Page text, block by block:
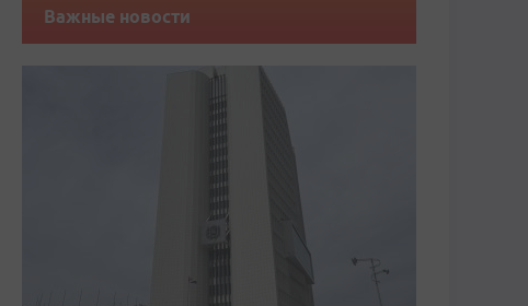
Важные новости